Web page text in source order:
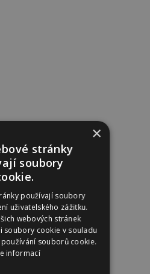
×
stránky
soubory
používají soubory
uživatelského zážitku.
webových stránek
soubory cookie v souladu
souborů cookie.
informací